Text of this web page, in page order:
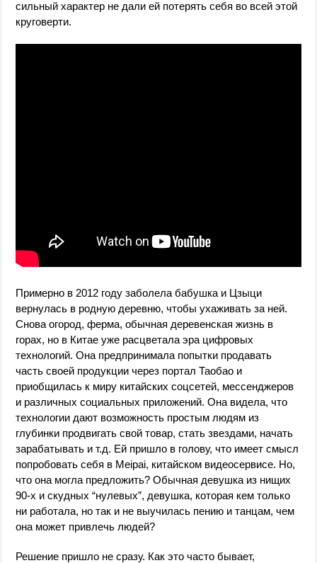
сильный характер не дали ей потерять себя во всей этой
круговерти.
Примерно в 2012 году заболела бабушка и Цзыци
вернулась в родную деревню, чтобы ухаживать за ней.
Снова огород, ферма, обычная деревенская жизнь в
горах, но в Китае уже расцветала эра цифровых
технологий. Она предпринимала попытки продавать
часть своей продукции через портал Таобао и
приобщилась к миру китайских соцсетей, мессенджеров
и различных социальных приложений. Она видела, что
технологии дают возможность простым людям из
глубинки продвигать свой товар, стать звездами, начать
зарабатывать и т.д. Ей пришло в голову, что имеет смысл
попробовать себя в Meipai, китайском видеосервисе. Но,
что она могла предложить? Обычная девушка из нищих
90-х и скудных “нулевых”, девушка, которая кем только
ни работала, но так и не выучилась пению и танцам, чем
она может привлечь людей?
Решение пришло не сразу. Как это часто бывает,